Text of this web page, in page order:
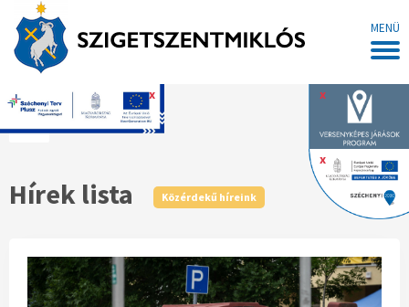
MENÜ
x
x
x
Főoldal
Hírek lista Közérdekű híreink